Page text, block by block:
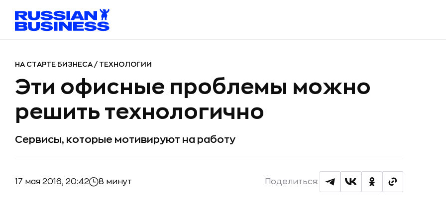
НА СТАРТЕ БИЗНЕСА / ТЕХНОЛОГИИ
Эти офисные проблемы можно
решить технологично
Сервисы, которые мотивируют на работу
17 мая 2016, 20:42 8 минут Поделиться: